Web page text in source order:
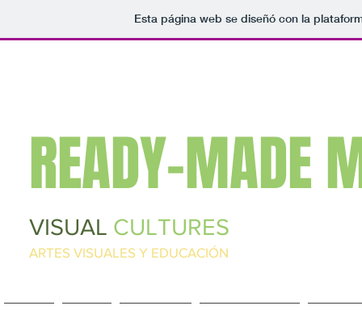
Esta página web se diseñó con la
READY-MADE
VISUAL CULTURES
ARTES VISUALES Y EDUCACIÓN